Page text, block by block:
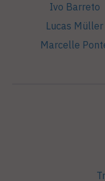
Ivo Barreto
Lucas Müller
Marcelle